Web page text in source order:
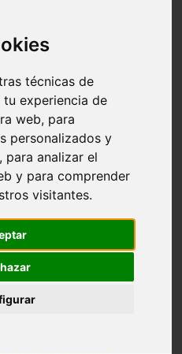
técnicas de
experiencia de
web, para
personalizados y
para analizar el
y para comprender
visitantes.
portmany